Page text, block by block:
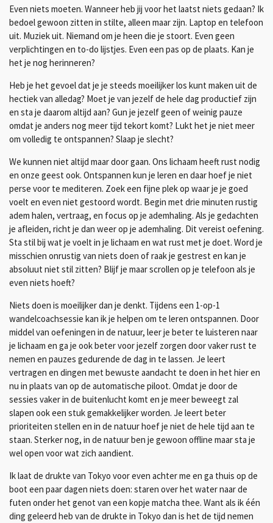
Even niets moeten. Wanneer heb jij voor het laatst niets gedaan? Ik
bedoel gewoon zitten in stilte, alleen maar zijn. Laptop en telefoon
uit. Muziek uit. Niemand om je heen die je stoort. Even geen
verplichtingen en to-do lijstjes. Even een pas op de plaats. Kan je
het je nog herinneren?
Heb je het gevoel dat je je steeds moeilijker los kunt maken uit de
hectiek van alledag? Moet je van jezelf de hele dag productief zijn
en sta je daarom altijd aan? Gun je jezelf geen of weinig pauze
omdat je anders nog meer tijd tekort komt? Lukt het je niet meer
om volledig te ontspannen? Slaap je slecht?
We kunnen niet altijd maar door gaan. Ons lichaam heeft rust nodig
en onze geest ook. Ontspannen kun je leren en daar hoef je niet
perse voor te mediteren. Zoek een fijne plek op waar je je goed
voelt en even niet gestoord wordt. Begin met drie minuten rustig
adem halen, vertraag, en focus op je ademhaling. Als je gedachten
je afleiden, richt je dan weer op je ademhaling. Dit vereist oefening.
Sta stil bij wat je voelt in je lichaam en wat rust met je doet. Word je
misschien onrustig van niets doen of raak je gestrest en kan je
absoluut niet stil zitten? Blijf je maar scrollen op je telefoon als je
even niets hoeft?
Niets doen is moeilijker dan je denkt. Tijdens een 1-op-1
wandelcoachsessie kan ik je helpen om te leren ontspannen. Door
middel van oefeningen in de natuur, leer je beter te luisteren naar
je lichaam en ga je ook beter voor jezelf zorgen door vaker rust te
nemen en pauzes gedurende de dag in te lassen. Je leert
vertragen en dingen met bewuste aandacht te doen in het hier en
nu in plaats van op de automatische piloot. Omdat je door de
sessies vaker in de buitenlucht komt en je meer beweegt zal
slapen ook een stuk gemakkelijker worden. Je leert beter
prioriteiten stellen en in de natuur hoef je niet de hele tijd aan te
staan. Sterker nog, in de natuur ben je gewoon offline maar sta je
wel open voor wat zich aandient.
Ik laat de drukte van Tokyo voor even achter me en ga thuis op de
boot een paar dagen niets doen: staren over het water naar de
futen onder het genot van een kopje matcha thee. Want als ik één
ding geleerd heb van de drukte in Tokyo dan is het de tijd nemen